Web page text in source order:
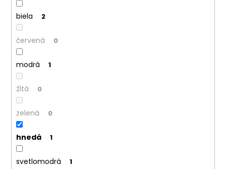
biela 2
červená 0
modrá 1
žltá 0
zelená 0
hnedá 1
svetlomodrá 1
O
d
p
o
ú
a
m